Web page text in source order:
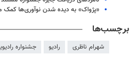
«پژواک» به دیده شدن نوآوری‌ها کمک
برچسب‌ها
شهرام ناظری رادیو جشنواره